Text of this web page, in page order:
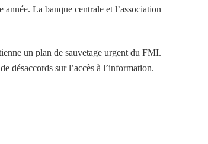
La banque centrale et l’association
un plan de sauvetage urgent du FMI.
désaccords sur l’accès à l’information.